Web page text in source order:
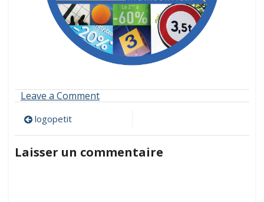
Leave a Commenton
Navigation
de
l’article
logopetit
Laisser un commentaire